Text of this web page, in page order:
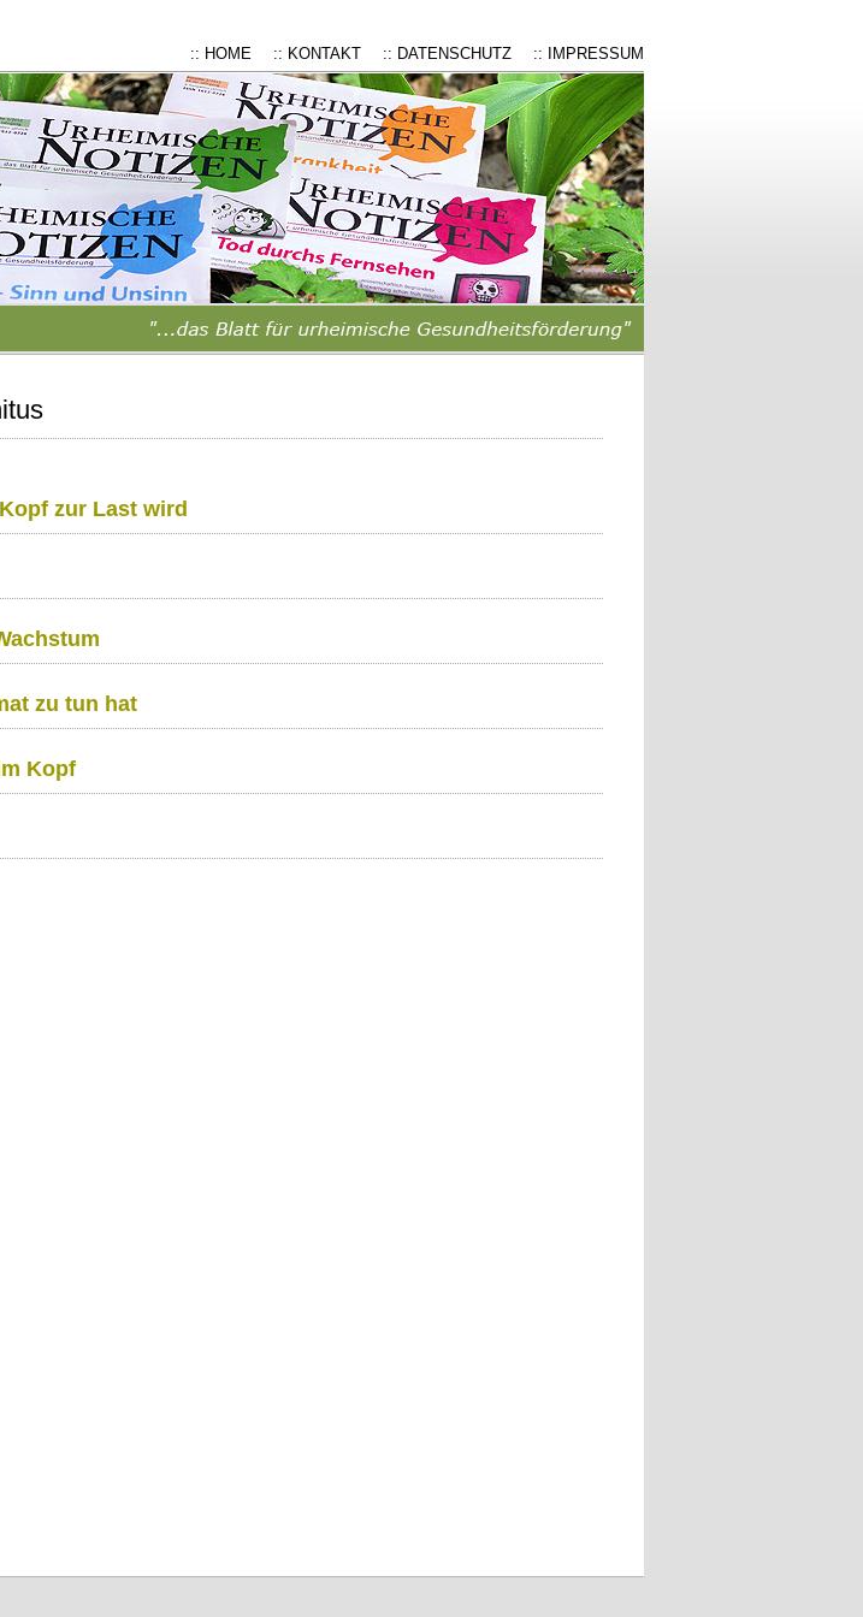
:: HOME :: KONTAKT :: DATENSCHUTZ :: IMPRESSUM
zur Last wird
zu tun hat
Kopf